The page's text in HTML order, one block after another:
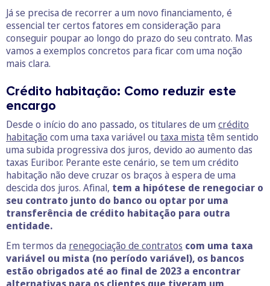
Já se precisa de recorrer a um novo financiamento, é
essencial ter certos fatores em consideração para
conseguir poupar ao longo do prazo do seu contrato. Mas
vamos a exemplos concretos para ficar com uma noção
mais clara.
Crédito habitação: Como reduzir este
encargo
Desde o início do ano passado, os titulares de um crédito
habitação com uma taxa variável ou taxa mista têm sentido
uma subida progressiva dos juros, devido ao aumento das
taxas Euribor. Perante este cenário, se tem um crédito
habitação não deve cruzar os braços à espera de uma
descida dos juros. Afinal, tem a hipótese de renegociar o
seu contrato junto do banco ou optar por uma
transferência de crédito habitação para outra
entidade.
Em termos da renegociação de contratos com uma taxa
variável ou mista (no período variável), os bancos
estão obrigados até ao final de 2023 a encontrar